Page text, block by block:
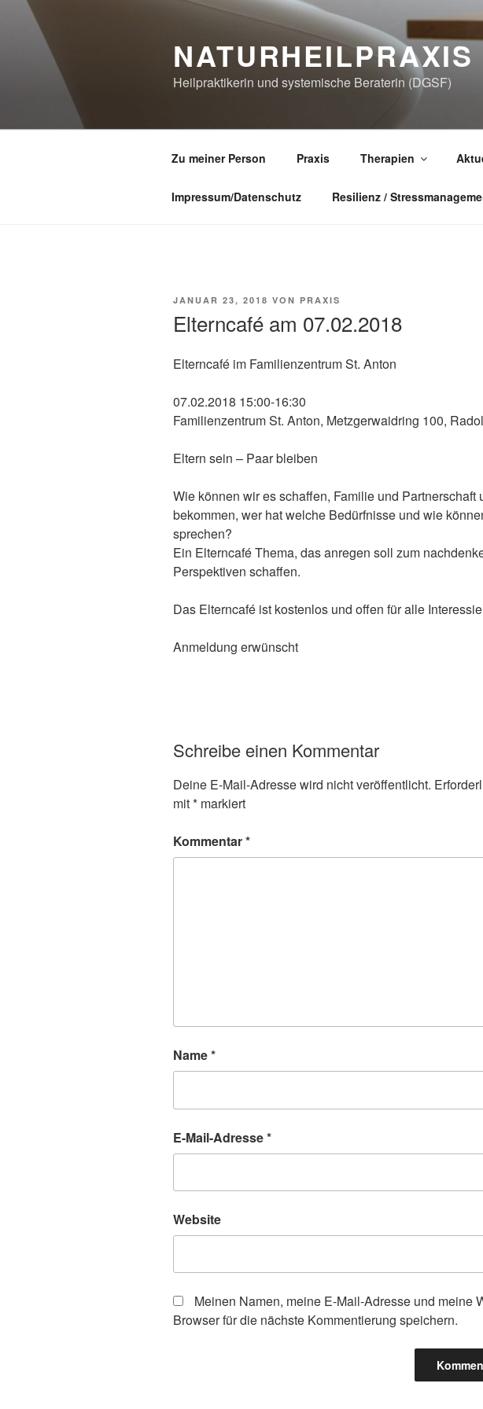
springen
Heilpraktikerin und systemische Beraterin (DGSF)
Zu meiner Person Praxis Therapien
Impressum/Datenschutz Resilienz /
VERÖFFENTLICHT
JANUAR 23, 2018 VON PRAXIS
Elterncafé am 07.02.2018
Elterncafé im Familienzentrum St. Anton
07.02.2018 15:00-16:30
Familienzentrum St. Anton, Metzgerwaidring 100,
Eltern sein – Paar bleiben
Wie können wir es schaffen, Familie und Partnerschaft
bekommen, wer hat welche Bedürfnisse und wie
sprechen?
Ein Elterncafé Thema, das anregen soll zum
Perspektiven schaffen.
Das Elterncafé ist kostenlos und offen für alle
Anmeldung erwünscht
Schreibe einen Kommentar
Deine E-Mail-Adresse wird nicht veröffentlicht.
mit* markiert
Kommentar*
Name*
E-Mail-Adresse*
Website
Meinen Namen, meine E-Mail-Adresse und meine
Browser für die nächste Kommentierung speichern.